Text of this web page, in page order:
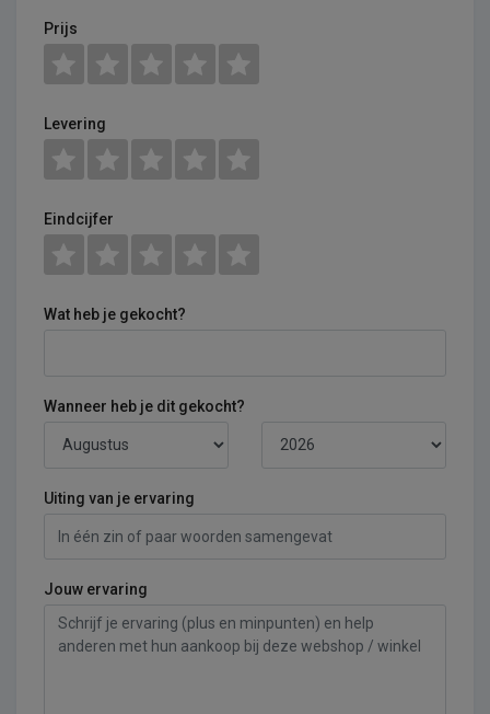
Prijs
Levering
Eindcijfer
Wat heb je gekocht?
Wanneer heb je dit gekocht?
Uiting van je ervaring
Jouw ervaring